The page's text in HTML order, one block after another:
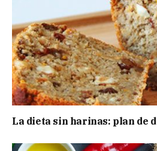
La dieta sin harinas: plan de